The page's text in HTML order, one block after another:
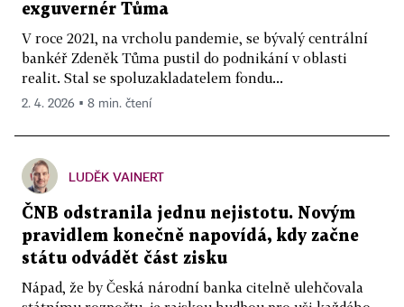
exguvernér Tůma
V roce 2021, na vrcholu pandemie, se bývalý centrální
bankéř Zdeněk Tůma pustil do podnikání v oblasti
realit. Stal se spoluzakladatelem fondu...
2. 4. 2026 ▪ 8 min. čtení
LUDĚK VAINERT
ČNB odstranila jednu nejistotu. Novým
pravidlem konečně napovídá, kdy začne
státu odvádět část zisku
Nápad, že by Česká národní banka citelně ulehčovala